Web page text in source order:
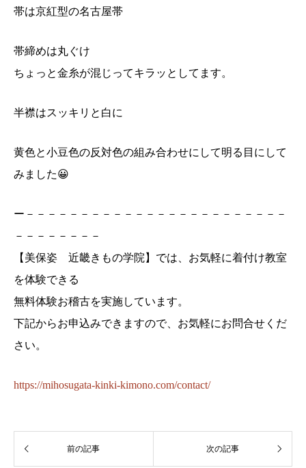
帯は京紅型の名古屋帯
帯締めは丸ぐけ
ちょっと金糸が混じってキラッとしてます。
半襟はスッキリと白に
黄色と小豆色の反対色の組み合わせにして明る目にして
みました😀
ー－－－－－－－－－－－－－－－－－－－－－－－－
－－－－－－－－
【美保姿 近畿きもの学院】では、お気軽に着付け教室
を体験できる
無料体験お稽古を実施しています。
下記からお申込みできますので、お気軽にお問合せくだ
さい。
https://mihosugata-kinki-kimono.com/contact/